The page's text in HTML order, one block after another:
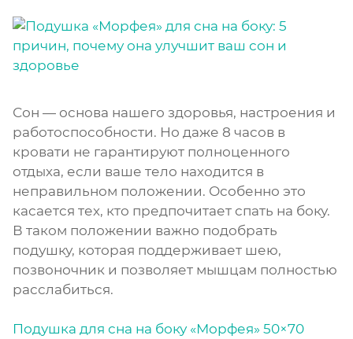
Сон — основа нашего здоровья, настроения и
работоспособности. Но даже 8 часов в
кровати не гарантируют полноценного
отдыха, если ваше тело находится в
неправильном положении. Особенно это
касается тех, кто предпочитает спать на боку.
В таком положении важно подобрать
подушку, которая поддерживает шею,
позвоночник и позволяет мышцам полностью
расслабиться.
Подушка для сна на боку «Морфея» 50×70